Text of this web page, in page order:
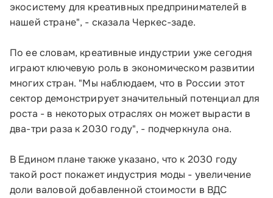
Банкам и финансовым организациям
О Корпорации
Блог
Контакты
экосистему для креативных предпринимателей в
нашей стране", - сказала Черкес-заде.
По ее словам, креативные индустрии уже сегодня
играют ключевую роль в экономическом развитии
многих стран. "Мы наблюдаем, что в России этот
сектор демонстрирует значительный потенциал для
роста - в некоторых отраслях он может вырасти в
два-три раза к 2030 году", - подчеркнула она.
В Едином плане также указано, что к 2030 году
такой рост покажет индустрия моды - увеличение
доли валовой добавленной стоимости в ВДС